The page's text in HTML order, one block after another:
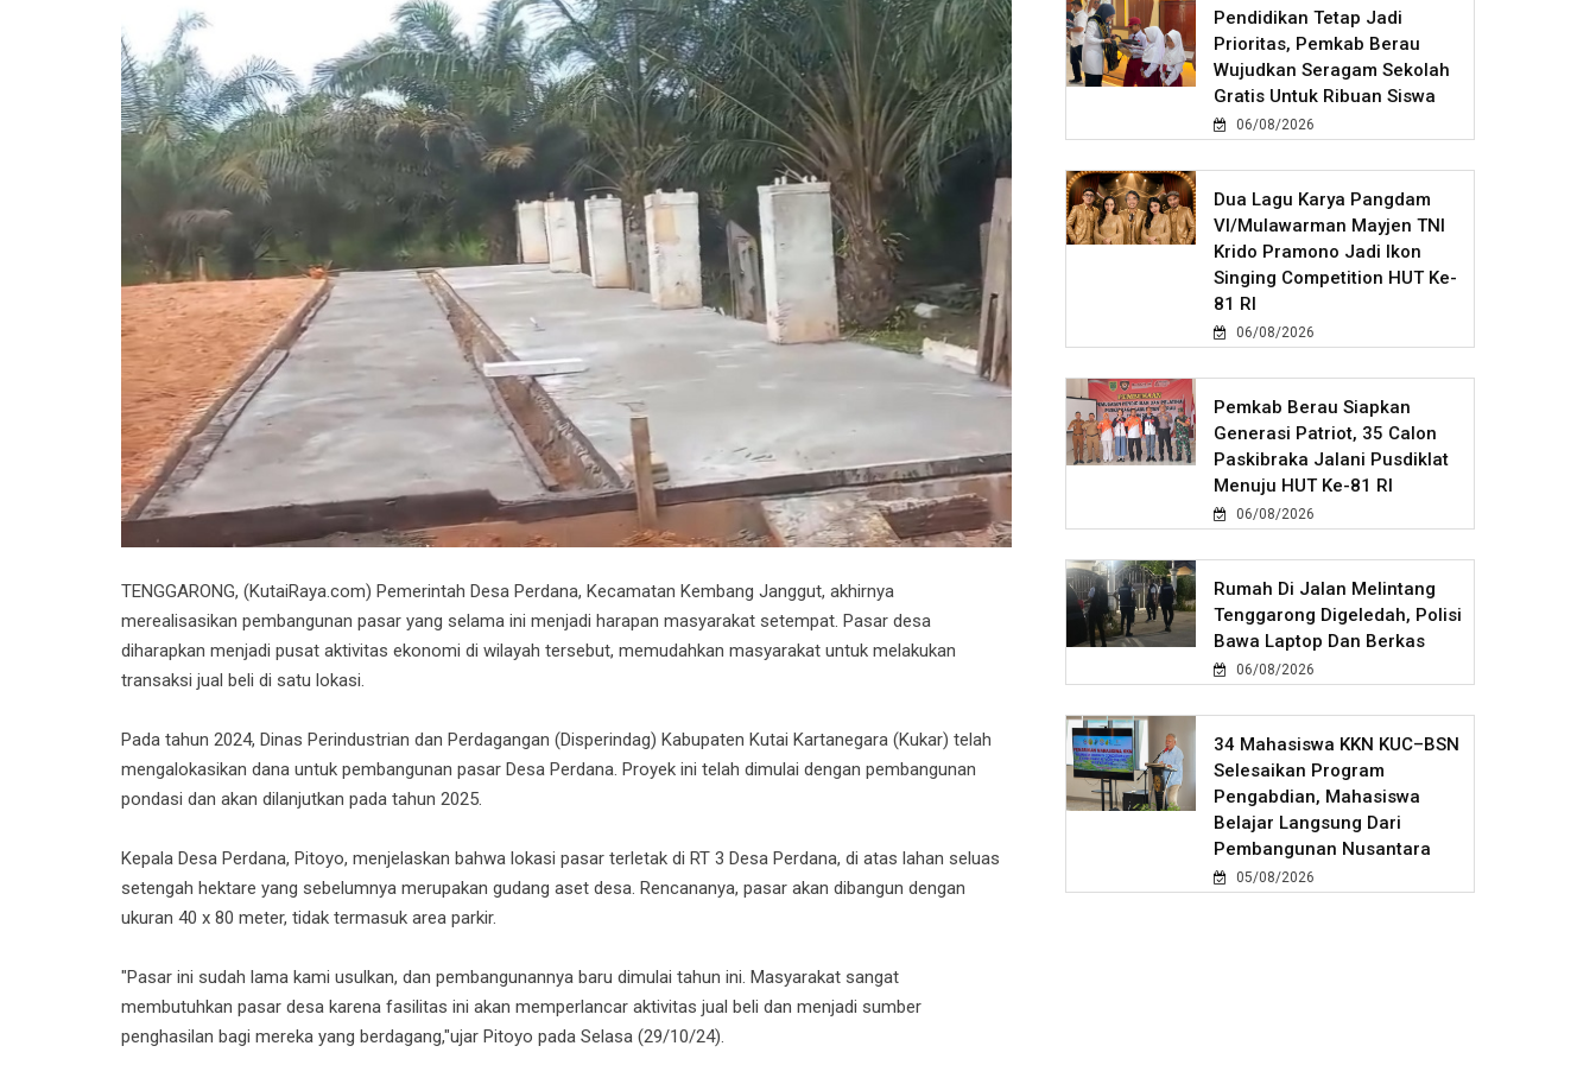
TENGGARONG, (KutaiRaya.com) Pemerintah Desa Perdana, Kecamatan Kembang Janggut, akhirnya
merealisasikan pembangunan pasar yang selama ini menjadi harapan masyarakat setempat. Pasar desa
diharapkan menjadi pusat aktivitas ekonomi di wilayah tersebut, memudahkan masyarakat untuk melakukan
transaksi jual beli di satu lokasi.
Pada tahun 2024, Dinas Perindustrian dan Perdagangan (Disperindag) Kabupaten Kutai Kartanegara (Kukar) telah
mengalokasikan dana untuk pembangunan pasar Desa Perdana. Proyek ini telah dimulai dengan pembangunan
pondasi dan akan dilanjutkan pada tahun 2025.
Kepala Desa Perdana, Pitoyo, menjelaskan bahwa lokasi pasar terletak di RT 3 Desa Perdana, di atas lahan seluas
setengah hektare yang sebelumnya merupakan gudang aset desa. Rencananya, pasar akan dibangun dengan
ukuran 40 x 80 meter, tidak termasuk area parkir.
"Pasar ini sudah lama kami usulkan, dan pembangunannya baru dimulai tahun ini. Masyarakat sangat
membutuhkan pasar desa karena fasilitas ini akan memperlancar aktivitas jual beli dan menjadi sumber
penghasilan bagi mereka yang berdagang,"ujar Pitoyo pada Selasa (29/10/24).
Pendidikan Tetap Jadi
Prioritas, Pemkab Berau
Wujudkan Seragam Sekolah
Gratis Untuk Ribuan Siswa
06/08/2026
Dua Lagu Karya Pangdam
VI/Mulawarman Mayjen TNI
Krido Pramono Jadi Ikon
Singing Competition HUT Ke-
81 RI
06/08/2026
Pemkab Berau Siapkan
Generasi Patriot, 35 Calon
Paskibraka Jalani Pusdiklat
Menuju HUT Ke-81 RI
06/08/2026
Rumah Di Jalan Melintang
Tenggarong Digeledah, Polisi
Bawa Laptop Dan Berkas
06/08/2026
34 Mahasiswa KKN KUC–BSN
Selesaikan Program
Pengabdian, Mahasiswa
Belajar Langsung Dari
Pembangunan Nusantara
05/08/2026